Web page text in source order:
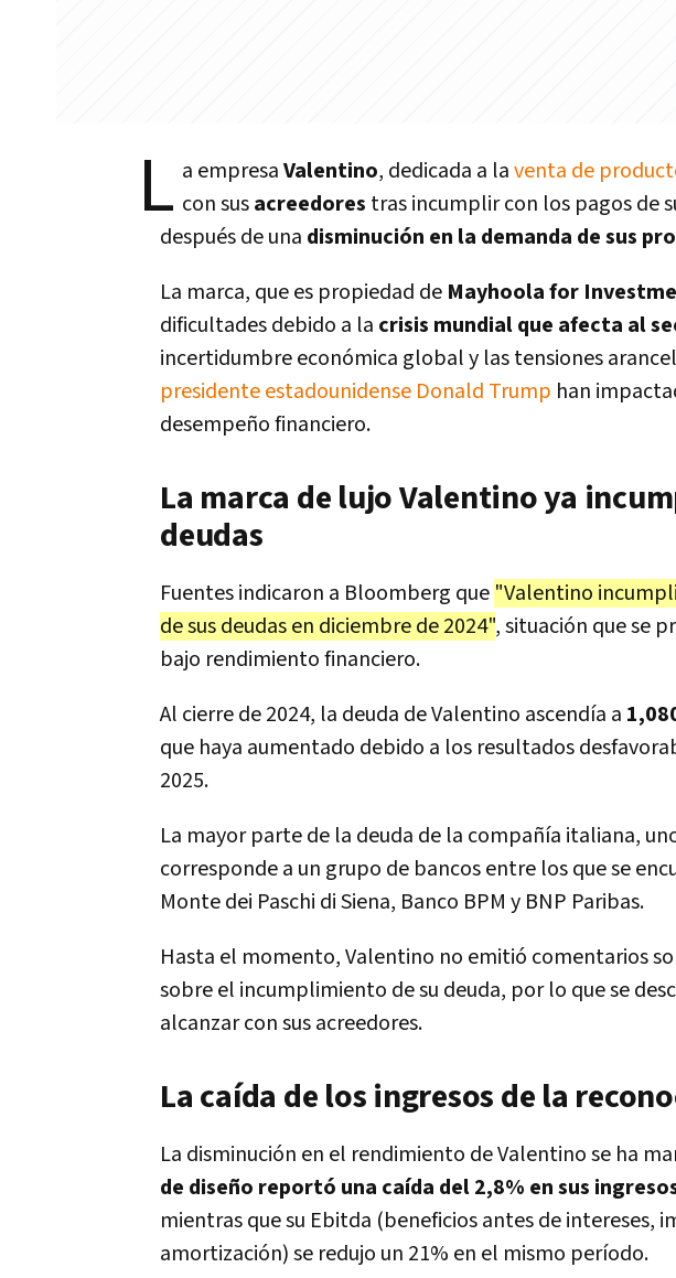
L a empresaValentino, dedicada a laventa de
con susacreedores tras incumplir con los pagos de
después de una disminución en la demanda de sus
La marca, que es propiedad de Mayhoola for
dificultades debido a la crisis mundial que afecta al
incertidumbre económica global y las tensiones
presidente estadounidense Donald Trump han
desempeño financiero.
La marca de lujo Valentino ya
deudas
Fuentes indicaron a Bloomberg que "Valentino
de sus deudas en diciembre de 2024", situación que se
bajo rendimiento financiero.
Al cierre de 2024, la deuda de Valentino ascendía a
que haya aumentado debido a los resultados
2025.
La mayor parte de la deuda de la compañía italiana,
corresponde a un grupo de bancos entre los que se
Monte dei Paschi di Siena, Banco BPM y BNP Paribas.
Hasta el momento, Valentino no emitió comentarios
sobre el incumplimiento de su deuda, por lo que se
alcanzar con sus acreedores.
La caída de los ingresos de la
La disminución en el rendimiento de Valentino se ha
de diseño reportó una caída del 2,8% en sus
mientras que su Ebitda (beneficios antes de intereses,
amortización) se redujo un 21% en el mismo período.